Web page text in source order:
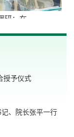
：在...
授予仪式
、院长张平一行